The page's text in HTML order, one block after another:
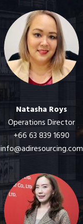
Natasha Roys
Operations Director
+66 63 839 1690
info@adiresourcing.com